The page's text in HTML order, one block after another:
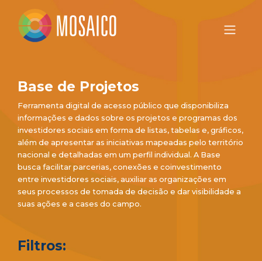
Base de Projetos
Ferramenta digital de acesso público que disponibiliza
informações e dados sobre os projetos e programas dos
investidores sociais em forma de listas, tabelas e, gráficos,
além de apresentar as iniciativas mapeadas pelo território
nacional e detalhadas em um perfil individual. A Base
busca facilitar parcerias, conexões e coinvestimento
entre investidores sociais, auxiliar as organizações em
seus processos de tomada de decisão e dar visibilidade a
suas ações e a cases do campo.
Filtros: